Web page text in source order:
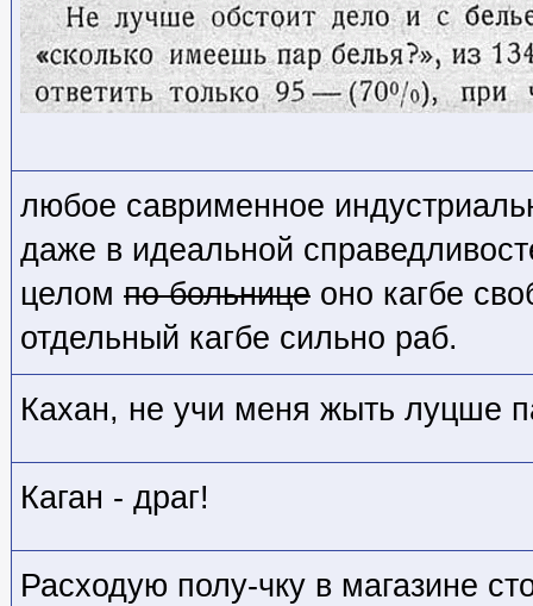
любое саврименное
даже в идеальной
целом по больнице оно кагбе
отдельный кагбе сильно раб.
Кахан, не учи меня жыть луцше
Каган - драг!
Расходую полу-чку в магазине